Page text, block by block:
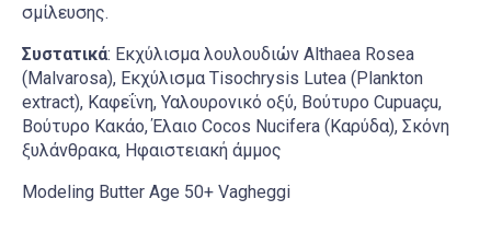
σμίλευσης.
Συστατικά: Εκχύλισμα λουλουδιών Althaea Rosea
(Malvarosa), Εκχύλισμα Tisochrysis Lutea (Plankton
extract), Καφεΐνη, Υαλουρονικό οξύ, Βούτυρο Cupuaçu,
Βούτυρο Κακάο, Έλαιο Cocos Nucifera (Καρύδα), Σκόνη
ξυλάνθρακα, Ηφαιστειακή άμμος
Modeling Butter Age 50+ Vagheggi